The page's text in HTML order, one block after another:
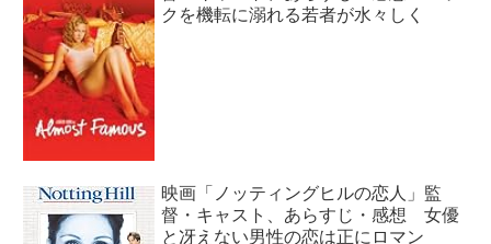
クを機転に溺れる若者が水々しく
映画「ノッティングヒルの恋人」監
督・キャスト、あらすじ・感想 女優
と冴えない男性の恋は正にロマン